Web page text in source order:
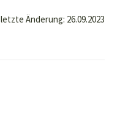
letzte Änderung: 26.09.2023